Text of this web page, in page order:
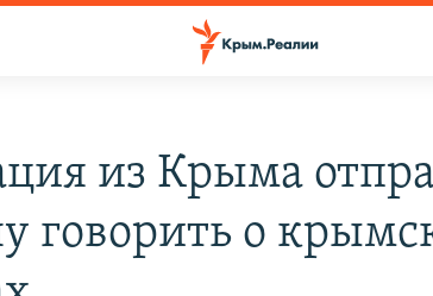
из Крыма
говорить о